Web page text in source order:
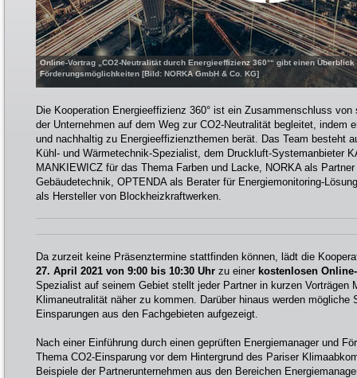
Online-Vortrag „CO2-Neutralität durch Energieeffizienz 360°“ gibt einen
Förderungsmöglichkeiten [Bild: NORKA GmbH & Co. KG]
Die Kooperation Energieeffizienz 360° ist ein Zusammenschluss
der Unternehmen auf dem Weg zur CO2-Neutralität begleitet, indem
und nachhaltig zu Energieeffizienzthemen berät. Das Team besteht
Kühl- und Wärmetechnik-Spezialist, dem Druckluft-Systemanbieter
MANKIEWICZ für das Thema Farben und Lacke, NORKA als
Gebäudetechnik, OPTENDA als Berater für Energiemonitoring-
als Hersteller von Blockheizkraftwerken.
Da zurzeit keine Präsenztermine stattfinden können, lädt die
27. April 2021 von 9:00 bis 10:30 Uhr zu einer kostenlosen
Spezialist auf seinem Gebiet stellt jeder Partner in kurzen Vorträgen
Klimaneutralität näher zu kommen. Darüber hinaus werden mögliche
Einsparungen aus den Fachgebieten aufgezeigt.
Nach einer Einführung durch einen geprüften Energiemanager und
Thema CO2-Einsparung vor dem Hintergrund des Pariser
Beispiele der Partnerunternehmen aus den Bereichen